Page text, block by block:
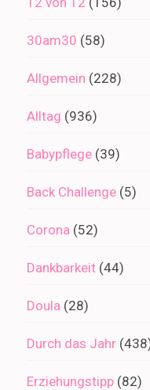
30am30 (58)
Allgemein (228)
Alltag (936)
Babypflege (39)
Back Challenge (5)
Corona (52)
Dankbarkeit (44)
Doula (28)
Durch das Jahr
Erziehungstipp (82)